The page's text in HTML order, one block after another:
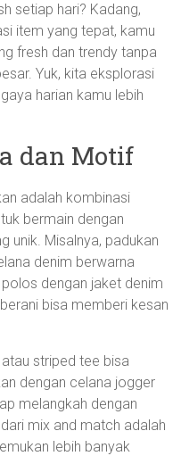
setiap hari? Kadang,
item yang tepat, kamu
fresh dan trendy tanpa
Yuk, kita eksplorasi
harian kamu lebih
dan Motif
adalah kombinasi
bermain dengan
unik. Misalnya, padukan
denim berwarna
dengan jaket denim
bisa memberi kesan
striped tee bisa
dengan celana jogger
melangkah dengan
mix and match adalah
lebih banyak